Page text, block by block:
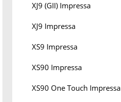
XJ9 (GII) Impressa
XJ9 Impressa
XS9 Impressa
XS90 Impressa
XS90 One Touch Impressa